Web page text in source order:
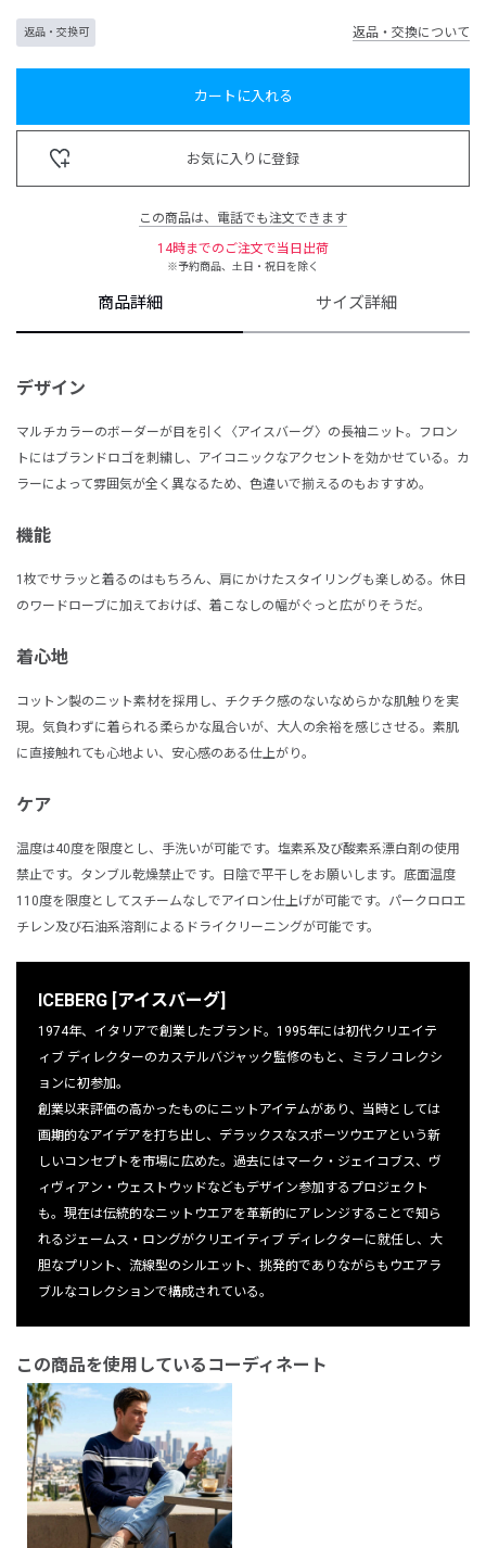
返品・交換可 返品・交換について
カートに入れる
お気に入りに登録
この商品は、電話でも注文できます
14時までのご注文で当日出荷
※予約商品、土日・祝日を除く
商品詳細 サイズ詳細
デザイン
マルチカラーのボーダーが目を引く〈アイスバーグ〉の長袖ニット。フロン
トにはブランドロゴを刺繍し、アイコニックなアクセントを効かせている。カ
ラーによって雰囲気が全く異なるため、色違いで揃えるのもおすすめ。
機能
1枚でサラッと着るのはもちろん、肩にかけたスタイリングも楽しめる。休日
のワードローブに加えておけば、着こなしの幅がぐっと広がりそうだ。
着心地
コットン製のニット素材を採用し、チクチク感のないなめらかな肌触りを実
現。気負わずに着られる柔らかな風合いが、大人の余裕を感じさせる。素肌
に直接触れても心地よい、安心感のある仕上がり。
ケア
温度は40度を限度とし、手洗いが可能です。塩素系及び酸素系漂白剤の使用
禁止です。タンブル乾燥禁止です。日陰で平干しをお願いします。底面温度
110度を限度としてスチームなしでアイロン仕上げが可能です。パークロロエ
チレン及び石油系溶剤によるドライクリーニングが可能です。
ICEBERG [アイスバーグ]
1974年、イタリアで創業したブランド。 1995年には初代クリエイテ
ィブ ディレクターのカステルバジャ ック監修のもと、ミラノコレクシ
ョンに初参加。
創業以来評価の高かったものにニットアイテムがあり、 当時としては
画期的なアイデアを打ち出し、 デラックスなスポーツウエアという新
しいコンセプトを市場に広めた。過去にはマーク・ジェイコブス、ヴ
ィヴィアン・ ウェストウッドなどもデザイン参加するプロジェクト
も。 現在は伝統的なニットウエアを革新的にアレンジすることで知ら
れるジェームス・ロングがクリエイティブ ディレクターに就任し、大
胆なプリント、流線型のシルエット、 挑発的でありながらもウエアラ
ブルなコレクションで構成されている。
この商品を使用しているコーディネート